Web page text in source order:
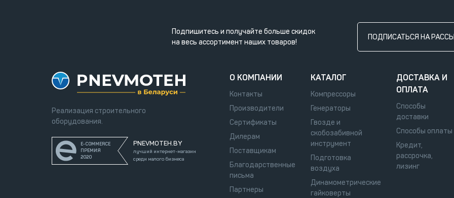
Подпишитесь и получайте больше скидок
на весь ассортимент наших товаров!
ПОДПИСАТЬСЯ НА
Реализация строительного
оборудования.
E-COMMERCE
ПРЕМИЯ
2020
PNEVMOTEH.BY
лучший интернет-магазин
среди малого бизнеса
О КОМПАНИИ
Контакты
Производители
Сертификаты
Дилерам
Поставщикам
Благодарственные
письма
Партнеры
КАТАЛОГ
Компрессоры
Генераторы
Гвозде и
скобозабивной
инструмент
Подготовка
воздуха
Динамометрические
гайковерты
ДОСТАВКА И
ОПЛАТА
Способы
доставки
Способы оплаты
Кредит,
рассрочка,
лизинг